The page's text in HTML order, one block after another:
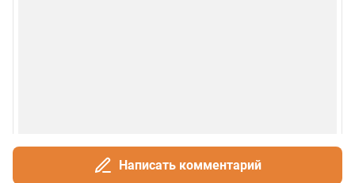
Написать комментарий